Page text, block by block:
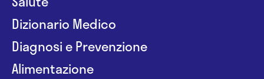
Dizionario Medico
Diagnosi e Prevenzione
Alimentazione